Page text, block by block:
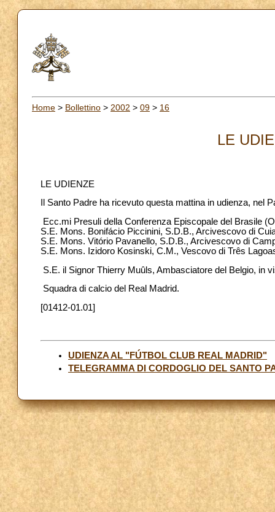
Home > Bollettino > 2002 > 09 > 16
LE
LE UDIENZE
Il Santo Padre ha ricevuto questa mattina in udienza, nel
Ecc.mi Presuli della Conferenza Episcopale del Brasile
S.E. Mons. Bonifácio Piccinini, S.D.B., Arcivescovo di
S.E. Mons. Vitório Pavanello, S.D.B., Arcivescovo di
S.E. Mons. Izidoro Kosinski, C.M., Vescovo di Três
S.E. il Signor Thierry Muûls, Ambasciatore del Belgio, in
Squadra di calcio del Real Madrid.
[01412-01.01]
UDIENZA AL "FÚTBOL CLUB REAL MADRID"
TELEGRAMMA DI CORDOGLIO DEL SANTO